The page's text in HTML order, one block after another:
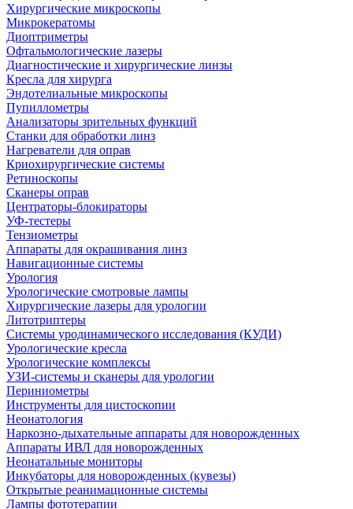
Хирургические микроскопы
Микрокератомы
Диоптриметры
Офтальмологические лазеры
Диагностические и хирургические линзы
Кресла для хирурга
Эндотелиальные микроскопы
Пупиллометры
Анализаторы зрительных функций
Станки для обработки линз
Нагреватели для оправ
Криохирургические системы
Ретиноскопы
Сканеры оправ
Центраторы-блокираторы
УФ-тестеры
Тензиометры
Аппараты для окрашивания линз
Навигационные системы
Урология
Урологические смотровые лампы
Хирургические лазеры для урологии
Литотриптеры
Системы уродинамического исследования (КУДИ)
Урологические кресла
Урологические комплексы
УЗИ-системы и сканеры для урологии
Периниометры
Инструменты для цистоскопии
Неонатология
Наркозно-дыхательные аппараты для новорожденных
Аппараты ИВЛ для новорожденных
Неонатальные мониторы
Инкубаторы для новорожденных (кувезы)
Открытые реанимационные системы
Лампы фототерапии